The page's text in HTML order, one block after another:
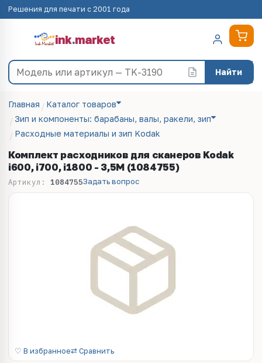
Решения для печати с 2001 года
ink.market
Найти
Главная
Каталог товаров
Зип и компоненты: барабаны, валы, ракели, зип
Расходные материалы и зип Kodak
Комплект расходников для сканеров Kodak
i600, i700, i1800 - 3,5M (1084755)
Артикул: 1084755Задать вопрос
♡ В избранное⇄ Сравнить